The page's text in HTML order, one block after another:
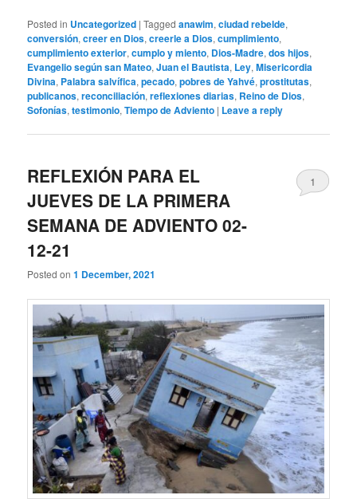
Posted in Uncategorized |Tagged anawim,ciudad rebelde,
conversión,creer en Dios,creerle a Dios,cumplimiento,
cumplimiento exterior,cumplo y miento, Dios-Madre,dos hijos,
Evangelio según san Mateo,Juan el Bautista, Ley,Misericordia
Divina, Palabra salvífica,pecado,pobres de Yahvé,prostitutas,
publicanos,reconciliación,reflexiones diarias, Reino de Dios,
Sofonías,testimonio,Tiempo de Adviento | Leave a reply
REFLEXIÓN PARA EL
JUEVES DE LA PRIMERA
SEMANA DE ADVIENTO 02-
12-21
Posted on1 December, 2021
1